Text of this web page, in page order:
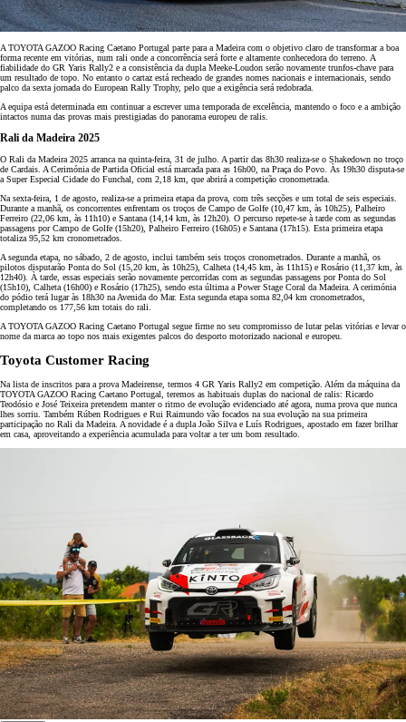
A TOYOTA GAZOO Racing Caetano Portugal parte para a Madeira com o objetivo claro de transformar a boa
forma recente em vitórias, num rali onde a concorrência será forte e altamente conhecedora do terreno. A
fiabilidade do GR Yaris Rally2 e a consistência da dupla Meeke-Loudon serão novamente trunfos-chave para
um resultado de topo. No entanto o cartaz está recheado de grandes nomes nacionais e internacionais, sendo
palco da sexta jornada do European Rally Trophy, pelo que a exigência será redobrada.
A equipa está determinada em continuar a escrever uma temporada de excelência, mantendo o foco e a ambição
intactos numa das provas mais prestigiadas do panorama europeu de ralis.
Rali da Madeira 2025
O Rali da Madeira 2025 arranca na quinta-feira, 31 de julho. A partir das 8h30 realiza-se o Shakedown no troço
de Cardais. A Cerimónia de Partida Oficial está marcada para as 16h00, na Praça do Povo. Às 19h30 disputa-se
a Super Especial Cidade do Funchal, com 2,18 km, que abrirá a competição cronometrada.
Na sexta-feira, 1 de agosto, realiza-se a primeira etapa da prova, com três secções e um total de seis especiais.
Durante a manhã, os concorrentes enfrentam os troços de Campo de Golfe (10,47 km, às 10h25), Palheiro
Ferreiro (22,06 km, às 11h10) e Santana (14,14 km, às 12h20). O percurso repete-se à tarde com as segundas
passagens por Campo de Golfe (15h20), Palheiro Ferreiro (16h05) e Santana (17h15). Esta primeira etapa
totaliza 95,52 km cronometrados.
A segunda etapa, no sábado, 2 de agosto, inclui também seis troços cronometrados. Durante a manhã, os
pilotos disputarão Ponta do Sol (15,20 km, às 10h25), Calheta (14,45 km, às 11h15) e Rosário (11,37 km, às
12h40). À tarde, essas especiais serão novamente percorridas com as segundas passagens por Ponta do Sol
(15h10), Calheta (16h00) e Rosário (17h25), sendo esta última a Power Stage Coral da Madeira. A cerimónia
do pódio terá lugar às 18h30 na Avenida do Mar. Esta segunda etapa soma 82,04 km cronometrados,
completando os 177,56 km totais do rali.
A TOYOTA GAZOO Racing Caetano Portugal segue firme no seu compromisso de lutar pelas vitórias e levar o
nome da marca ao topo nos mais exigentes palcos do desporto motorizado nacional e europeu.
Toyota Customer Racing
Na lista de inscritos para a prova Madeirense, termos 4 GR Yaris Rally2 em competição. Além da máquina da
TOYOTA GAZOO Racing Caetano Portugal, teremos as habituais duplas do nacional de ralis: Ricardo
Teodósio e José Teixeira pretendem manter o ritmo de evolução evidenciado até agora, numa prova que nunca
lhes sorriu. Também Rúben Rodrigues e Rui Raimundo vão focados na sua evolução na sua primeira
participação no Rali da Madeira. A novidade é a dupla João Silva e Luís Rodrigues, apostado em fazer brilhar
em casa, aproveitando a experiência acumulada para voltar a ter um bom resultado.